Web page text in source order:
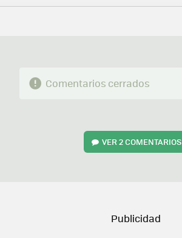
FACEBOOK
TWITTERFLIPBOARD
E-
WHATSAPP
Comentarios cerrados
VER2 COMENTARIOS